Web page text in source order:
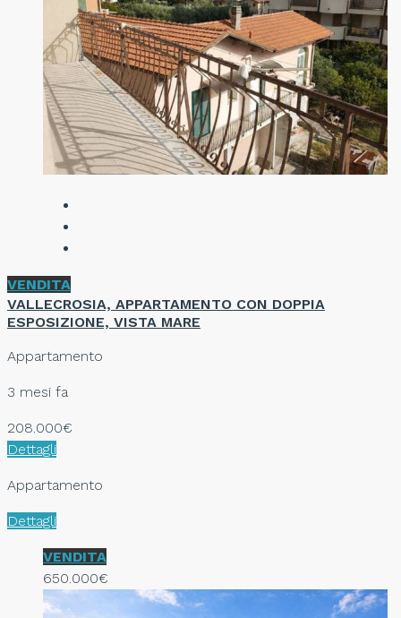
VENDITA
VALLECROSIA, APPARTAMENTO CON DOPPIA
ESPOSIZIONE, VISTA MARE
Appartamento
3 mesi fa
208.000€
Dettagli
Appartamento
Dettagli
VENDITA
650.000€